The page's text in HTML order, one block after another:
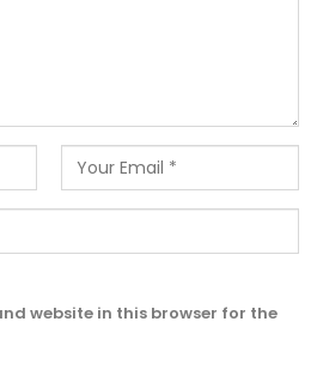
website in this browser for the